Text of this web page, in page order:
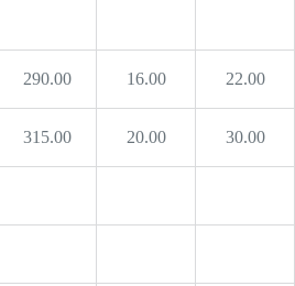
290.00 16.00 22.00
315.00 20.00 30.00